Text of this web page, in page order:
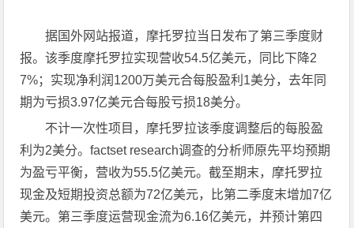
据国外网站报道，摩托罗拉当日发布了第三季度财
报。该季度摩托罗拉实现营收54.5亿美元，同比下降2
7%；实现净利润1200万美元合每股盈利1美分，去年同
期为亏损3.97亿美元合每股亏损18美分。
不计一次性项目，摩托罗拉该季度调整后的每股盈
利为2美分。factset research调查的分析师原先平均预期
为盈亏平衡，营收为55.5亿美元。截至期末，摩托罗拉
现金及短期投资总额为72亿美元，比第二季度末增加7亿
美元。第三季度运营现金流为6.16亿美元，并预计第四